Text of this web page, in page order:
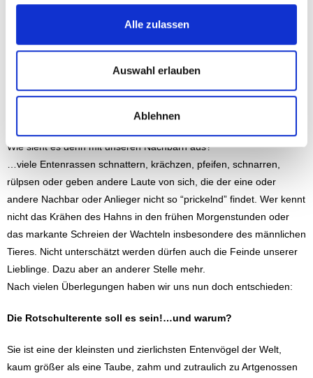
Alle zulassen
Auswahl erlauben
Ablehnen
Brauchen wir eventuell für unsere Voliere eine
Es gibt aber noch einen viel wichtigeren Punkt:
ersten Euphorie unsere Tiere 365 Tage im Jahr gewissenhaft
versorgt werden müssen? Das gilt auch im Krankheitsfall, auf
Urlaubszeiten und in der übrigen Abwesenheit von zu Hause!
Wie sieht es denn mit unseren Nachbarn aus?
…viele Entenrassen schnattern, krächzen, pfeifen, schnarren,
rülpsen oder geben andere Laute von sich, die der eine oder
andere Nachbar oder Anlieger nicht so “prickelnd” findet. Wer kennt
nicht das Krähen des Hahns in den frühen Morgenstunden oder
das markante Schreien der Wachteln insbesondere des männlichen
Tieres. Nicht unterschätzt werden dürfen auch die Feinde unserer
Lieblinge. Dazu aber an anderer Stelle mehr.
Nach vielen Überlegungen haben wir uns nun doch entschieden:
Die Rotschulterente soll es sein!…und warum?
Sie ist eine der kleinsten und zierlichsten Entenvögel der Welt,
kaum größer als eine Taube, zahm und zutraulich zu Artgenossen